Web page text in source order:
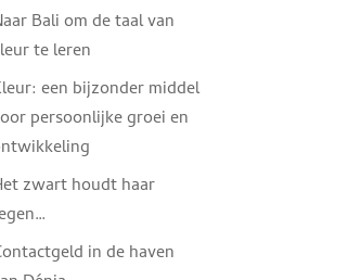
Bali om de taal van
te leren
een bijzonder middel
persoonlijke groei en
zwart houdt haar
in de haven